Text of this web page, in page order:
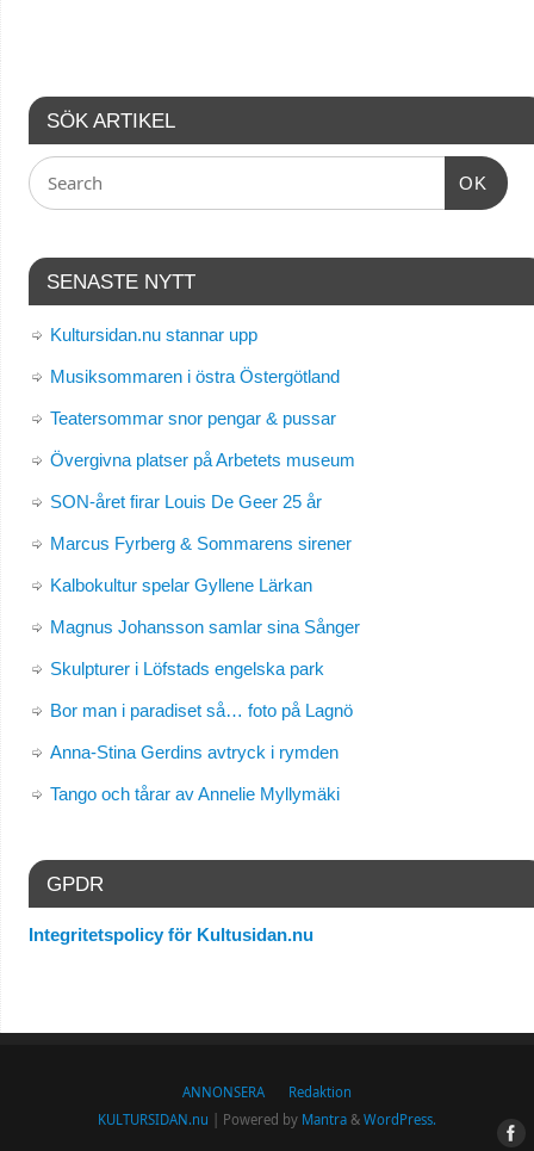
SÖK ARTIKEL
OK
SENASTE NYTT
Kultursidan.nu stannar upp
Musiksommaren i östra Östergötland
Teatersommar snor pengar & pussar
Övergivna platser på Arbetets museum
SON-året firar Louis De Geer 25 år
Marcus Fyrberg & Sommarens sirener
Kalbokultur spelar Gyllene Lärkan
Magnus Johansson samlar sina Sånger
Skulpturer i Löfstads engelska park
Bor man i paradiset så… foto på Lagnö
Anna-Stina Gerdins avtryck i rymden
Tango och tårar av Annelie Myllymäki
GPDR
Integritetspolicy för Kultusidan.nu
ANNONSERA
Redaktion
KULTURSIDAN.nu | Powered by Mantra & WordPress.